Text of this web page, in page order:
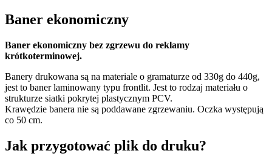
Baner ekonomiczny
Baner ekonomiczny bez zgrzewu do reklamy
krótkoterminowej.
Banery drukowana są na materiale o gramaturze od 330g do 440g,
jest to baner laminowany typu frontlit. Jest to rodzaj materiału o
strukturze siatki pokrytej plastycznym PCV.
Krawędzie banera nie są poddawane zgrzewaniu. Oczka występują
co 50 cm.
Jak przygotować plik do druku?